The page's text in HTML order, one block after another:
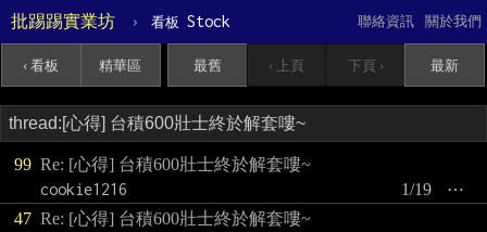
批踢踢實業坊 › 看板 Stock 關於我們
聯絡資訊
‹ 看板 精華區 最舊 ‹ 上頁 下頁 › 最新
99 Re: [心得] 台積600壯士終於解套嘍~
cookie1216
⋯
1/19
47 Re: [心得] 台積600壯士終於解套嘍~